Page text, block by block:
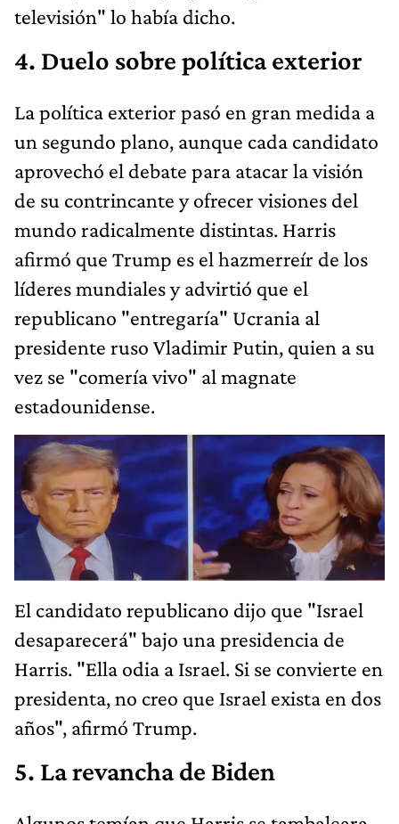
televisión" lo había dicho.
4. Duelo sobre política exterior
La política exterior pasó en gran medida a
un segundo plano, aunque cada candidato
aprovechó el debate para atacar la visión
de su contrincante y ofrecer visiones del
mundo radicalmente distintas. Harris
afirmó que Trump es el hazmerreír de los
líderes mundiales y advirtió que el
republicano "entregaría" Ucrania al
presidente ruso Vladimir Putin, quien a su
vez se "comería vivo" al magnate
estadounidense.
El candidato republicano dijo que "Israel
desaparecerá" bajo una presidencia de
Harris. "Ella odia a Israel. Si se convierte en
presidenta, no creo que Israel exista en dos
años", afirmó Trump.
5. La revancha de Biden